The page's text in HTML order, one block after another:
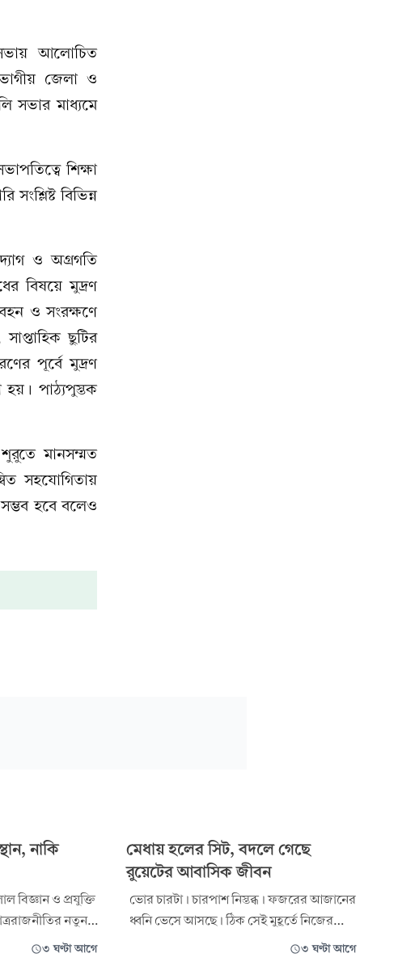
সভায় আলোচিত
জেলা ও
সভার মাধ্যমে
শিক্ষা
বিভিন্ন
ও অগ্রগতি
বিষয়ে মুদ্রণ
ও সংরক্ষণে
ছুটির
পূর্বে মুদ্রণ
হয়। পাঠ্যপুস্তক
শুরুতে মানসম্মত
সহযোগিতায়
হবে বলেও
নাকি
বিজ্ঞান ও প্রযুক্তি
নতুন
এখন সক্রিয়৩ ঘণ্টা আগে
মেধায় হলের সিট, বদলে গেছে
রুয়েটের আবাসিক জীবন
ভোর চারটা। চারপাশ নিস্তব্ধ। ফজরের আজানের
ধ্বনি ভেসে আসছে। ঠিক সেই মুহূর্তে নিজের
সামান্য কিছু জামাকাপড় আর বইখাতা ব্যাগে
৩ ঘণ্টা আগে